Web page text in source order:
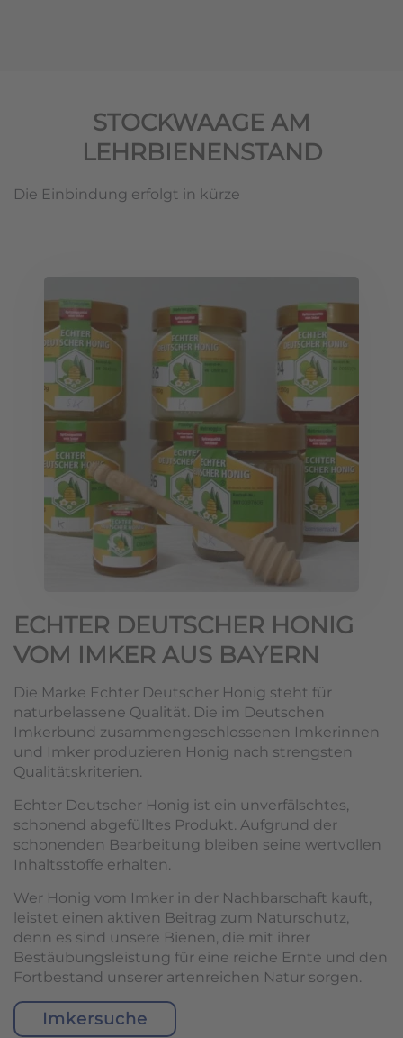
STOCKWAAGE AM
LEHRBIENENSTAND
Die Einbindung erfolgt in kürze
ECHTER DEUTSCHER HONIG
VOM IMKER AUS BAYERN
Die Marke Echter Deutscher Honig steht für
naturbelassene Qualität. Die im Deutschen
Imkerbund zusammengeschlossenen Imkerinnen
und Imker produzieren Honig nach strengsten
Qualitätskriterien.
Echter Deutscher Honig ist ein unverfälschtes,
schonend abgefülltes Produkt. Aufgrund der
schonenden Bearbeitung bleiben seine wertvollen
Inhaltsstoffe erhalten.
Wer Honig vom Imker in der Nachbarschaft kauft,
leistet einen aktiven Beitrag zum Naturschutz,
denn es sind unsere Bienen, die mit ihrer
Bestäubungsleistung für eine reiche Ernte und den
Fortbestand unserer artenreichen Natur sorgen.
Imkersuche